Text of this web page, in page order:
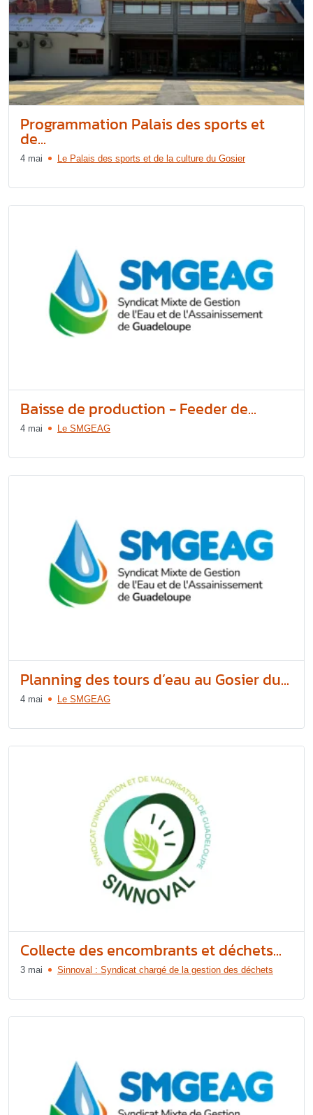
Programmation Palais des sports et
de...
4 mai Le Palais des sports et de la culture du Gosier
Baisse de production - Feeder de...
4 mai Le SMGEAG
Planning des tours d’eau au Gosier du...
4 mai Le SMGEAG
Collecte des encombrants et déchets...
3 mai Sinnoval : Syndicat chargé de la gestion des déchets